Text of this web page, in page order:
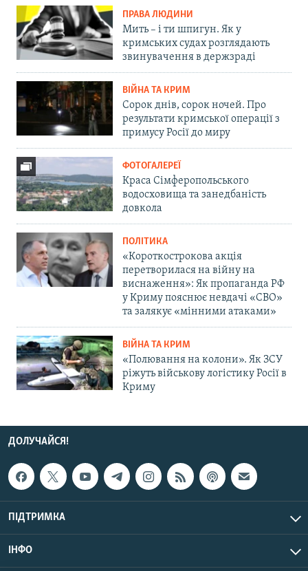
ПРАВА ЛЮДИНИ
Мить – і ти шпигун. Як у
кримських судах розглядають
звинувачення в держзраді
ВІЙНА ТА КРИМ
Сорок днів, сорок ночей. Про
результати кримської операції з
примусу Росії до миру
ФОТОГАЛЕРЕЇ
Краса Сімферопольського
водосховища та занедбаність
довкола
ПОЛІТИКА
«Короткострокова акція
перетворилася на війну на
виснаження»: Як пропаганда РФ
у Криму пояснює невдачі «СВО»
та залякує «мінними атаками»
ВІЙНА ТА КРИМ
«Полювання на колони». Як ЗСУ
ріжуть військову логістику Росії в
Криму
ДОЛУЧАЙСЯ!
ПІДТРИМКА
ІНФО